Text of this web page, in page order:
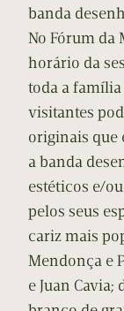
banda
No Fórum da
horário da
toda a família
visitantes
originais que
a banda
estéticos e/
pelos seus
cariz mais
Mendonça e
e Juan